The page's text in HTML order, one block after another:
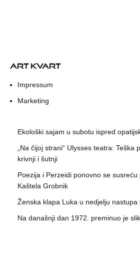
ART KVART
Impressum
Marketing
Ekološki sajam u subotu ispred
„Na čijoj strani“ Ulysses teatra: Teška
krivnji i šutnji
Poezija i Perzeidi ponovno se
Kaštela Grobnik
Ženska klapa Luka u nedjelju nastupa
Na današnji dan 1972. preminuo je